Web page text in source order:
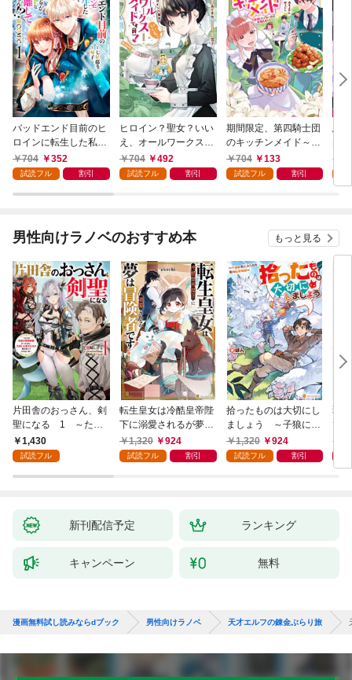
バッドエンド目前のヒ
ロインに転生した私、
今世では恋愛するつも
りがチートな兄が離し
OMIC 第1巻
704 352
試読フル 割引
ヒロイン？聖女？いい
え、オールワークスメ
イドです（誇）！@C
OMIC 第1巻
704 492
試読フル 割引
期間限定、第四騎士団
のキッチンメイド～結
婚したくないので就職
しました～@COMIC
704 133
試読フル 割引
悪
先
令
ラ
の
男性向けラノベのおすすめ本 もっと見る
片田舎のおっさん、剣
聖になる 1 ～ただ
の田舎の剣術師範だっ
たのに、大成した弟子
ない件～
1,430
試読フル
転生皇女は冷酷皇帝陛
下に溺愛されるが夢は
冒険者です！
1,320 924
試読フル 割引
拾ったものは大切にし
ましょう ～子狼に気
に入られた男の転移物
語～
1,320 924
試読フル 割引
弱
て
～
新刊配信予定 ランキング
キャンペーン 無料
漫画無料試し読みならdブック 男性向けラノベ 天才エルフの錬金ぶらり旅